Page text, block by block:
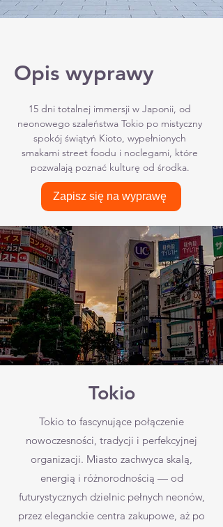
Opis wyprawy
15 dni totalnej immersji w Japonii, od
neonowego szaleństwa Tokio po mistyczny
spokój świątyń Kioto, wypełnionych
smakami street foodu i noclegami, które
pozwalają poznać kulturę od środka.
Zapisz się na wyprawę
Tokio
Tokio to fascynujące połączenie
nowoczesności, tradycji i perfekcyjnej
organizacji. Miasto zachwyca skalą,
energią i różnorodnością — od
futurystycznych dzielnic pełnych neonów,
przez eleganckie centra zakupowe, aż po